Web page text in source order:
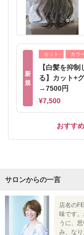
新
規
カット カラ
【白髪を抑
る】カット+
→7500円
¥7,500
おすす
サロンからの一言
店名の
味です
うに、
み、な